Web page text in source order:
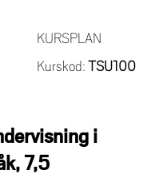
KURSPLAN
Kurskod: TSU100
i
7,5